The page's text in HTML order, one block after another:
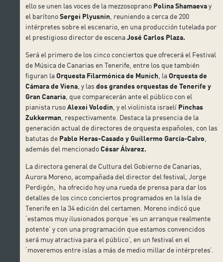
ello se unen las voces de la mezzosoprano Polina Shamaevay
el barítonoSergei Plyusnin , reuniendo a cerca de 200
intérpretes sobre el escenario, en una producción tutelada por
el prestigioso director de escenaJosé Carlos Plaza.
Será el primero de los cinco conciertos que ofrecerá el Festival
de Música de Canarias en Tenerife, entre los que también
figuran laOrquesta Filarmónica de Munich , laOrquesta de
Cámara de Viena, y lasdos grandes orquestas de Tenerife y
Gran Canaria, que comparecerán ante el público con el
pianista rusoAlexei Volodin , y el violinista israelí Pinchas
Zukkerman , respectivamente. Destaca la presencia de la
generación actual de directores de orquesta españoles, con las
batutas de Pablo Heras-Casado y Guillermo García-Calvo
además del mencionadoCésar Álvarez.
La directora general de Cultura del Gobierno de Canarias,
Aurora Moreno, acompañada del director del festival, Jorge
Perdigón, ha ofrecido hoy una rueda de prensa para dar los
detalles de los cinco conciertos programados en la Isla de
Tenerife en la 34 edición del certamen. Moreno indicó que
‘estamos muy ilusionados porque ‘es un arranque realmente
potente’ y con una programación que estamos convencidos
será muy atractiva para el público’, en un festival en el
‘moveremos entre islas a más de medio millar de intérpretes’.